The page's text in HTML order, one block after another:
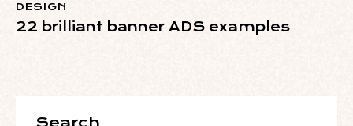
DESIGN
22 brilliant banner ADS examples
Search